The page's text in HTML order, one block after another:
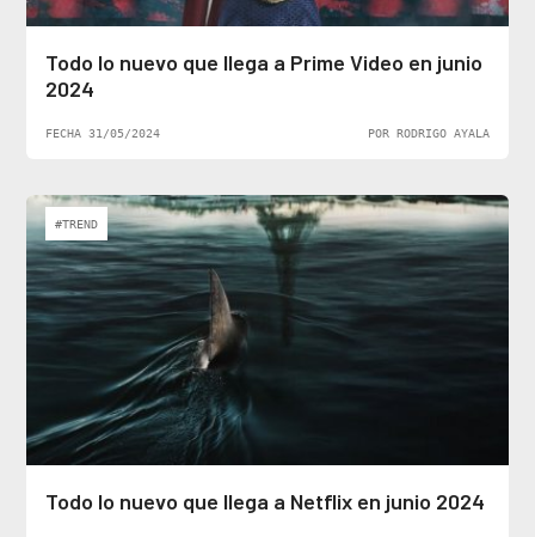
Todo lo nuevo que llega a Prime Video en junio
2024
FECHA 31/05/2024 POR RODRIGO AYALA
#TREND
Todo lo nuevo que llega a Netflix en junio 2024